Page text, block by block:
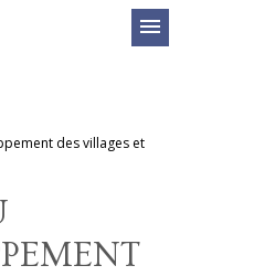
menu
des villages et